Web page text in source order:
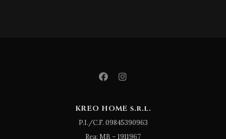
KREO HOME s.r.l.
P.I./C.F. 09845390963
Rea: MB – 1911967